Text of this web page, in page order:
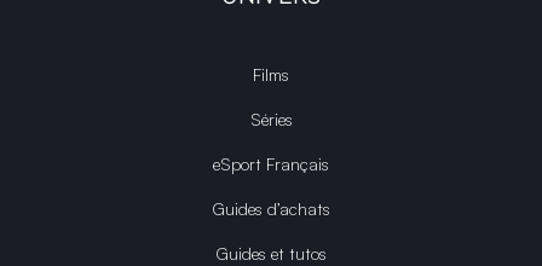
Films
Séries
eSport Français
Guides d’achats
Guides et tutos